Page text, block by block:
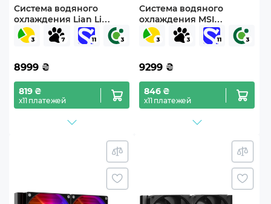
Система водяного
охлаждения Lian Li
HydroShift II LCD-S 360N
FANLESS White
8999 ₴
819 ₴
х11 платежей
Система водяного
охлаждения MSI
CORELIQUID P13 360
WHITE
9299 ₴
846 ₴
х11 платежей